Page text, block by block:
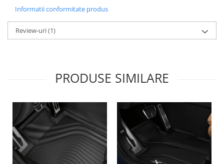
Accesorii moto
Antifurt
Genti bagaje moto
Suporti si placi prindere
Informatii conformitate produs
Review-uri(1)
PRODUSE SIMILARE